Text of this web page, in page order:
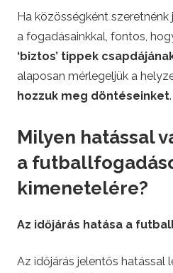
Ha közösségként
a fogadásainkkal, fontos,
‘biztos’ tippek
alaposan mérlegeljük a
hozzuk meg döntéseinket.
Milyen hatással
a
kimenetelére?
Az időjárás hatása a
Az időjárás jelentős